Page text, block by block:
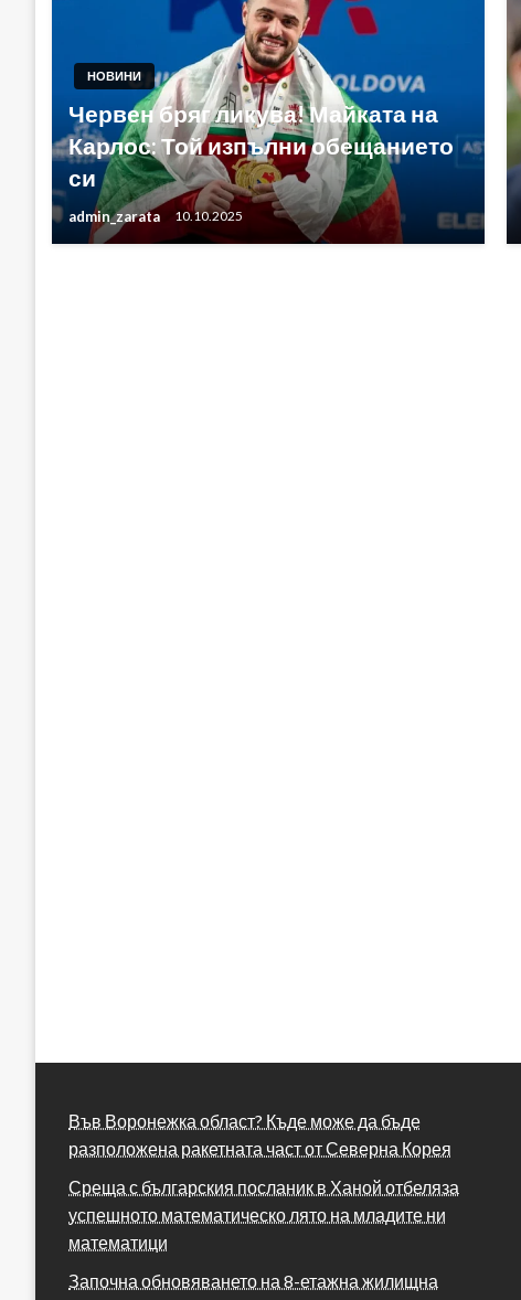
НОВИНИ
Червен бряг ликува! Майката на
Карлос: Той изпълни обещанието
си
admin_zarata 10.10.2025
Във Воронежка област? Къде може да бъде
разположена ракетната част от Северна Корея
Среща с българския посланик в Ханой отбеляза
успешното математическо лято на младите ни
математици
Започна обновяването на 8-етажна жилищна